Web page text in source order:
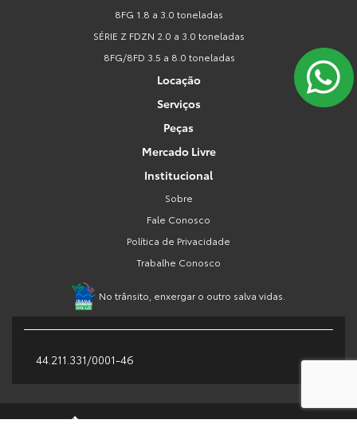
8FG 1.8 a 3.0 toneladas
SÉRIE Z FDZN 2.0 a 3.0 toneladas
8FG/8FD 3.5 a 8.0 toneladas
Locação
Serviços
Peças
Mercado Livre
Institucional
Sobre
Fale Conosco
Política de Privacidade
Trabalhe Conosco
No trânsito, enxergar o outro salva vidas.
44.211.331/0001-46